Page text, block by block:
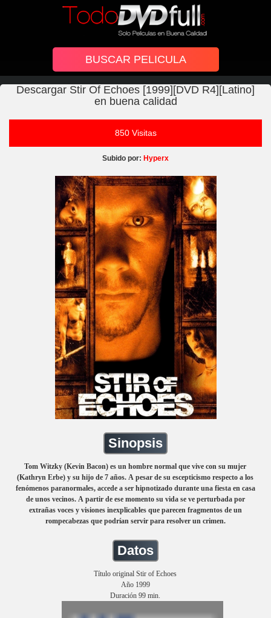
Descargar Stir Of Echoes [1999][DVD R4][Latino]
en buena calidad
850 Visitas
Subido por: Hyperx
Sinopsis
Tom Witzky (Kevin Bacon) es un hombre normal que vive con su mujer
(Kathryn Erbe) y su hijo de 7 años. A pesar de su escepticismo respecto a los
fenómenos paranormales, accede a ser hipnotizado durante una fiesta en casa
de unos vecinos. A partir de ese momento su vida se ve perturbada por
extrañas voces y visiones inexplicables que parecen fragmentos de un
rompecabezas que podrían servir para resolver un crimen.
Datos
Título original Stir of Echoes
Año 1999
Duración 99 min.